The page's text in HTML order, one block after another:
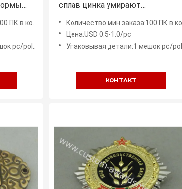
50 ПК
сплав цинка умирают
пораженные значки полиции
наград
Количество мин заказа:100 ПК в конструкцию
Цена:USD 0.5-1.0/pc
Упаковывая детали:1 мешок pc/poly, мешок середины 50 ПК
КОНТАКТ